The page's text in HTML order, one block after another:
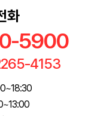
화
5900
4153